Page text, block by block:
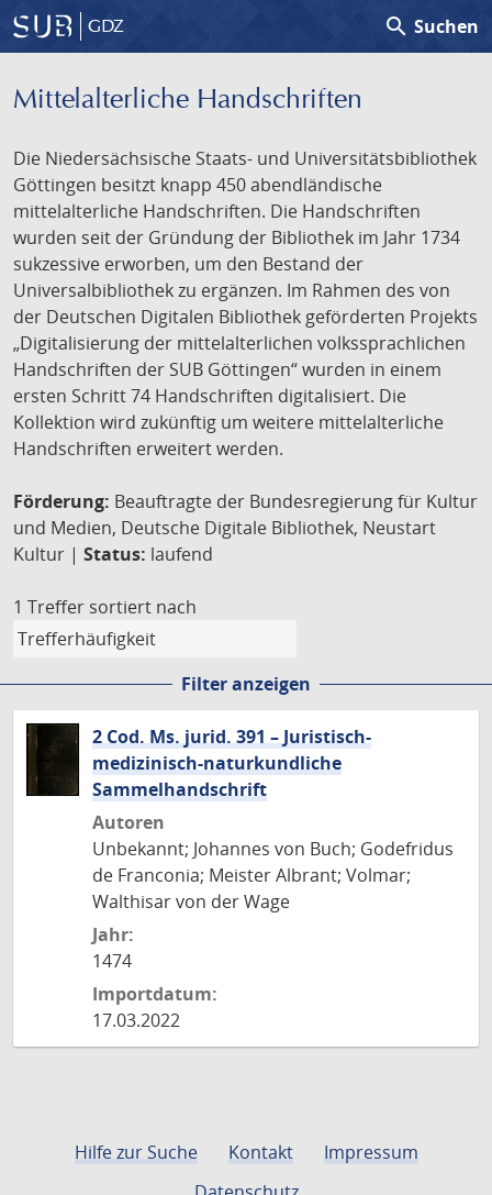
GDZ search Suchen
Mittelalterliche Handschriften
Die Niedersächsische Staats- und Universitätsbibliothek
Göttingen besitzt knapp 450 abendländische
mittelalterliche Handschriften. Die Handschriften
wurden seit der Gründung der Bibliothek im Jahr 1734
sukzessive erworben, um den Bestand der
Universalbibliothek zu ergänzen. Im Rahmen des von
der Deutschen Digitalen Bibliothek geförderten Projekts
„Digitalisierung der mittelalterlichen volkssprachlichen
Handschriften der SUB Göttingen“ wurden in einem
ersten Schritt 74 Handschriften digitalisiert. Die
Kollektion wird zukünftig um weitere mittelalterliche
Handschriften erweitert werden.
Förderung: Beauftragte der Bundesregierung für Kultur
und Medien, Deutsche Digitale Bibliothek, Neustart
Kultur | Status: laufend
1 Treffer sortiert nach
Filter anzeigen
2 Cod. Ms. jurid. 391 – Juristisch-
medizinisch-naturkundliche
Sammelhandschrift
Autoren
Unbekannt; Johannes von Buch; Godefridus
de Franconia; Meister Albrant; Volmar;
Walthisar von der Wage
Jahr:
1474
Importdatum:
17.03.2022
Hilfe zur Suche Kontakt
Impressum